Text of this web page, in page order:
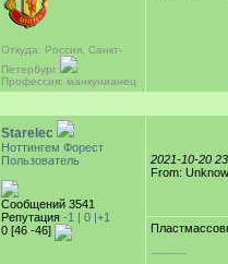
Откуда: Россия, Санкт-
Петербург
Профессия: манкунианец
Starelec
Ноттингем Форест
Пользователь
Сообщений 3541
Репутация -1 | 0 |+1
0 [46 -46]
2021-10-20
From:
-----------